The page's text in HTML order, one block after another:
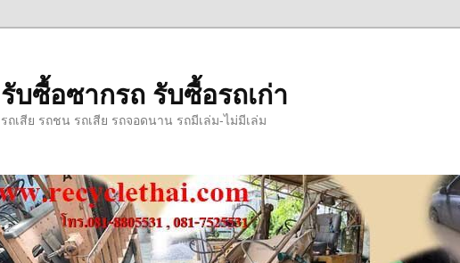
รับซื้อซากรถ รับซื้อรถเก่า
รถเสีย รถชน รถเสีย รถจอดนาน รถมีเล่ม-ไม่มีเล่ม